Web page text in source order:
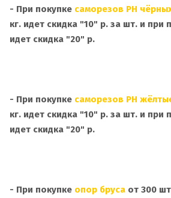
- При покупке cаморезов PH
кг. идет скидка "10" р. за шт. и при
идет скидка "20" р.
- При покупке cаморезов PH
кг. идет скидка "10" р. за шт. и при
идет скидка "20" р.
- При покупке опор бруса от 300